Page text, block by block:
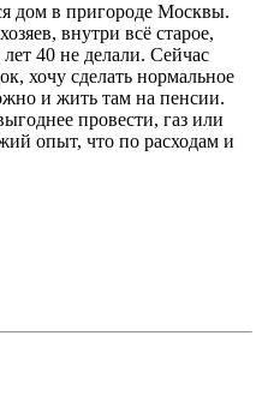
дом в пригороде Москвы.
внутри всё старое,
40 не делали. Сейчас
хочу сделать нормальное
и жить там на пенсии.
провести, газ или
опыт, что по расходам и